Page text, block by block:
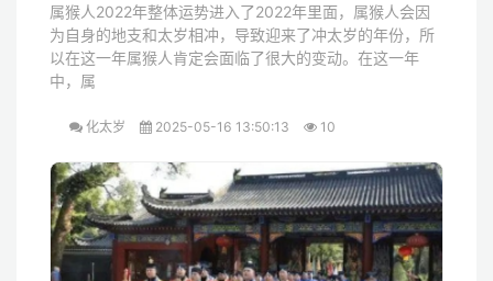
属猴人2022年整体运势进入了2022年里面，属猴人会因
为自身的地支和太岁相冲，导致迎来了冲太岁的年份，所
以在这一年属猴人肯定会面临了很大的变动。在这一年
中，属
化太岁 2025-05-16 13:50:13 10